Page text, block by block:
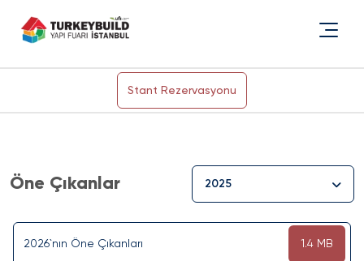
Stant Rezervasyonu
Öne Çıkanlar 2025
2026`nın Öne Çıkanları 1.4 MB